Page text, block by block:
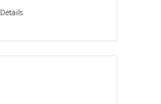
Détails